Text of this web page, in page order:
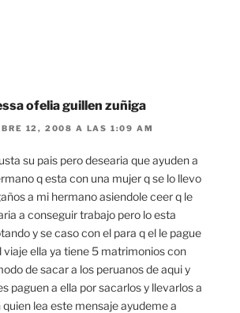
ofelia guillen zuñiga
12, 2008 A LAS 1:09 AM
su pais pero desearia que ayuden a
q esta con una mujer q se lo llevo
a mi hermano asiendole ceer q le
a conseguir trabajo pero lo esta
y se caso con el para q el le pague
viaje ella ya tiene 5 matrimonios con
de sacar a los peruanos de aqui y
paguen a ella por sacarlos y llevarlos a
quien lea este mensaje ayudeme a